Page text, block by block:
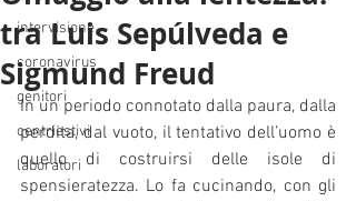
intervisione
coronavirus
genitori
centriestivi
laboratori
tra Luis Sepúlveda e
Sigmund Freud
In un periodo connotato dalla paura, dalla
perdita, dal vuoto, il tentativo dell’uomo è
quello di costruirsi delle isole di
spensieratezza. Lo fa cucinando, con gli